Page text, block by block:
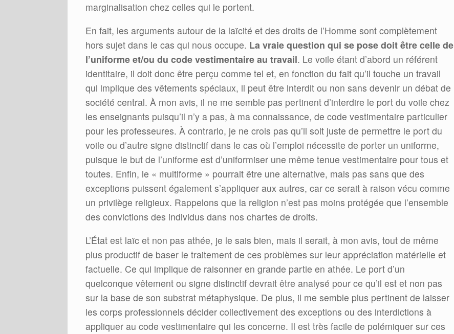
marginalisation chez celles qui le portent.
En fait, les arguments autour de la laïcité et des droits de l’Homme sont complètement
hors sujet dans le cas qui nous occupe. La vraie question qui se pose doit être celle de
l’uniforme et/ou du code vestimentaire au travail. Le voile étant d’abord un référent
identitaire, il doit donc être perçu comme tel et, en fonction du fait qu’il touche un travail
qui implique des vêtements spéciaux, il peut être interdit ou non sans devenir un débat de
société central. À mon avis, il ne me semble pas pertinent d’interdire le port du voile chez
les enseignants puisqu’il n’y a pas, à ma connaissance, de code vestimentaire particulier
pour les professeures. À contrario, je ne crois pas qu’il soit juste de permettre le port du
voile ou d’autre signe distinctif dans le cas où l’emploi nécessite de porter un uniforme,
puisque le but de l’uniforme est d’uniformiser une même tenue vestimentaire pour tous et
toutes. Enfin, le « multiforme » pourrait être une alternative, mais pas sans que des
exceptions puissent également s’appliquer aux autres, car ce serait à raison vécu comme
un privilège religieux. Rappelons que la religion n’est pas moins protégée que l’ensemble
des convictions des individus dans nos chartes de droits.
L’État est laïc et non pas athée, je le sais bien, mais il serait, à mon avis, tout de même
plus productif de baser le traitement de ces problèmes sur leur appréciation matérielle et
factuelle. Ce qui implique de raisonner en grande partie en athée. Le port d’un
quelconque vêtement ou signe distinctif devrait être analysé pour ce qu’il est et non pas
sur la base de son substrat métaphysique. De plus, il me semble plus pertinent de laisser
les corps professionnels décider collectivement des exceptions ou des interdictions à
appliquer au code vestimentaire qui les concerne. Il est très facile de polémiquer sur ces